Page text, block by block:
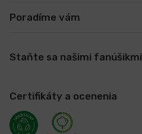
Poradíme vám
Staňte sa našimi fanúšikmi
Certifikáty a ocenenia